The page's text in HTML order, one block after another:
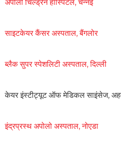
अपोलो चिल्ड्रेन हॉस्पिटल, चेन्नई
साइटकेयर कैंसर अस्पताल, बैंगलोर
ब्लैक सुपर स्पेशलिटी अस्पताल, दिल्ली
केयर इंस्टीट्यूट ऑफ मेडिकल साइंसेज,
इंद्रप्रस्थ अपोलो अस्पताल, नोएडा